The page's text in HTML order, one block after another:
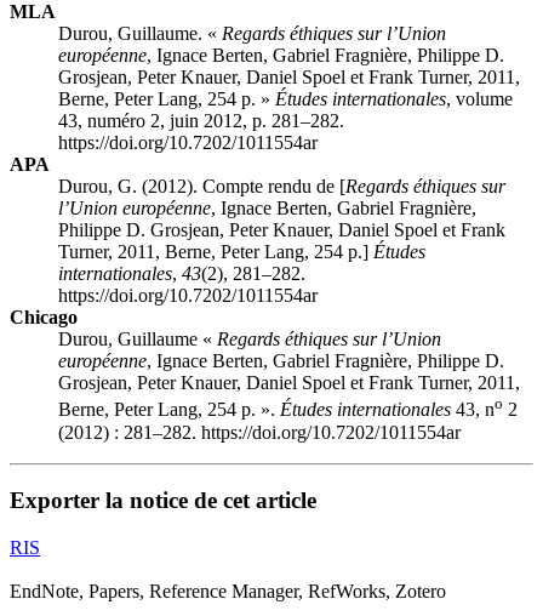
MLA
Durou, Guillaume. « Regards éthiques sur l’Union
européenne, Ignace Berten, Gabriel Fragnière, Philippe D.
Grosjean, PeterKnauer, Daniel Spoel et Frank Turner, 2011,
Berne, Peter Lang, 254 p. » Études internationales, volume
43, numéro 2, juin 2012, p. 281–282.
https://doi.org/10.7202/1011554ar
APA
Durou, G. (2012). Compte rendu de [Regards éthiques sur
l’Union européenne, Ignace Berten, Gabriel Fragnière,
Philippe D. Grosjean, PeterKnauer, Daniel Spoel et Frank
Turner, 2011, Berne, Peter Lang, 254 p.] Études
internationales, 43(2), 281–282.
https://doi.org/10.7202/1011554ar
Chicago
Durou, Guillaume « Regards éthiques sur l’Union
européenne, Ignace Berten, Gabriel Fragnière, Philippe D.
Grosjean, PeterKnauer, Daniel Spoel et Frank Turner, 2011,
Berne, Peter Lang, 254 p. ». Études internationales 43, no 2
(2012) : 281–282. https://doi.org/10.7202/1011554ar
Exporter la notice de cet article
RIS
EndNote, Papers, Reference Manager, RefWorks, Zotero